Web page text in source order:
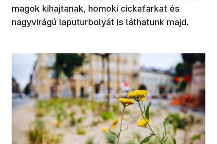
magok kihajtanak, homoki cickafarkat és
nagyvirágú laputurbolyát is láthatunk majd.